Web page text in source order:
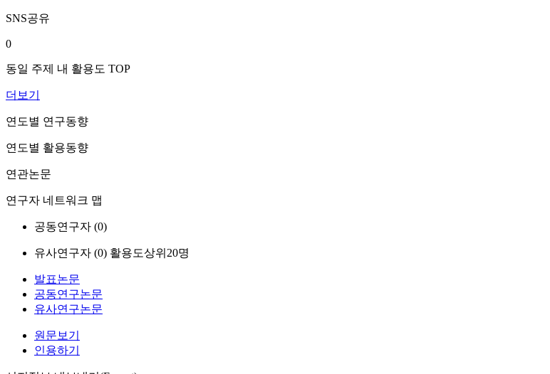
SNS공유
0
동일 주제 내 활용도 TOP
더보기
연도별 연구동향
연도별 활용동향
연관논문
연구자 네트워크 맵
공동연구자 (0)
유사연구자 (0) 활용도상위20명
발표논문
공동연구논문
유사연구논문
원문보기
인용하기